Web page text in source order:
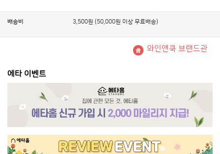
배송비 3,500원 (50,000원 이상 무료배송)
와인앤쿡 브랜드관
에타 이벤트